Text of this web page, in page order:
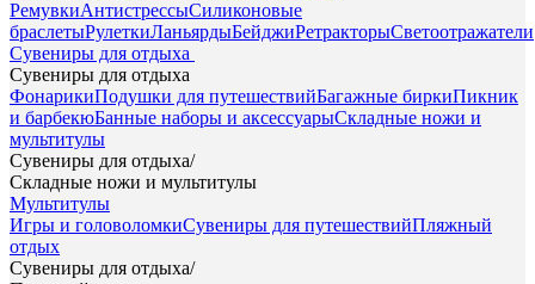
РемувкиАнтистрессыСиликоновые
браслетыРулеткиЛаньярдыБейджиРетракторыСветоотражатели
Сувениры для отдыха
Сувениры для отдыха
ФонарикиПодушки для путешествийБагажные биркиПикник
и барбекюБанные наборы и аксессуарыСкладные ножи и
мультитулы
Сувениры для отдыха/
Складные ножи и мультитулы
Мультитулы
Игры и головоломкиСувениры для путешествийПляжный
отдых
Сувениры для отдыха/